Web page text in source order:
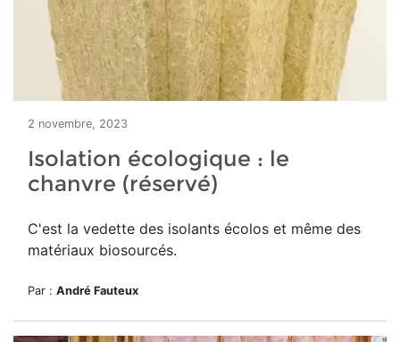
2 novembre, 2023
Isolation écologique : le
chanvre (réservé)
C'est la vedette des isolants écolos et même des
matériaux biosourcés.
Par : André Fauteux